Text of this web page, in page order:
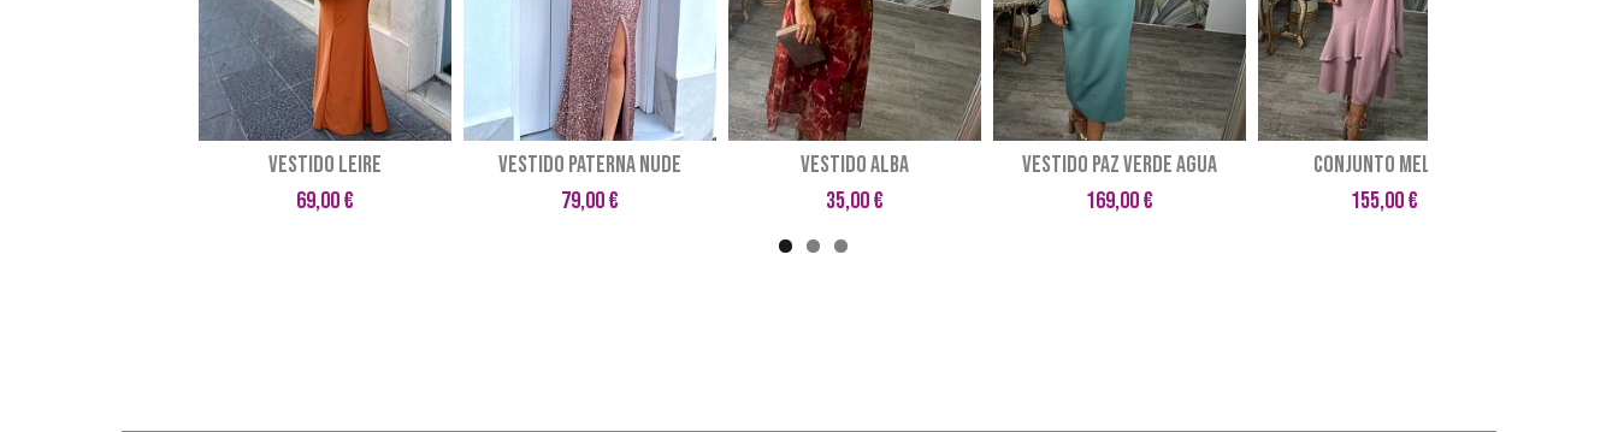
VESTIDO LEIRE
69,00 €
Vestido Paterna nude
79,00 €
VESTIDO ALBA
35,00 €
VESTIDO PAZ VERDE AGUA
169,00 €
CONJUNTO MELISA
155,00 €